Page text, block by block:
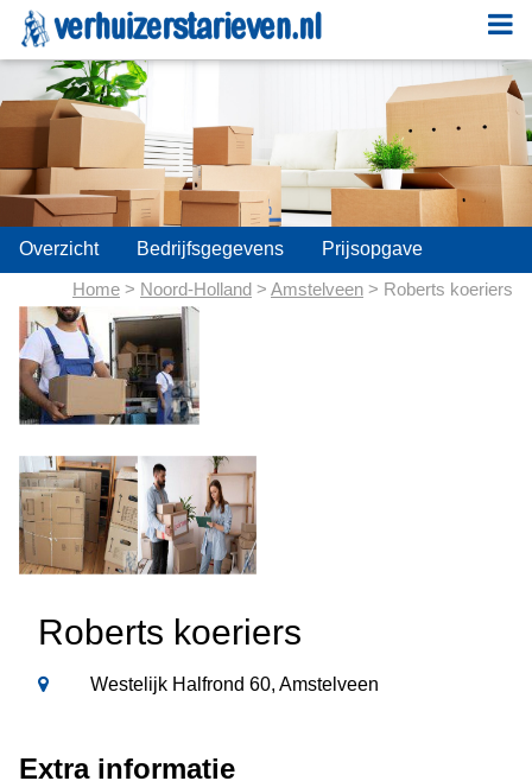
Overzicht Bedrijfsgegevens Prijsopgave
Home > Noord-Holland > Amstelveen > Roberts koeriers
Roberts koeriers
Westelijk Halfrond 60, Amstelveen
Extra informatie